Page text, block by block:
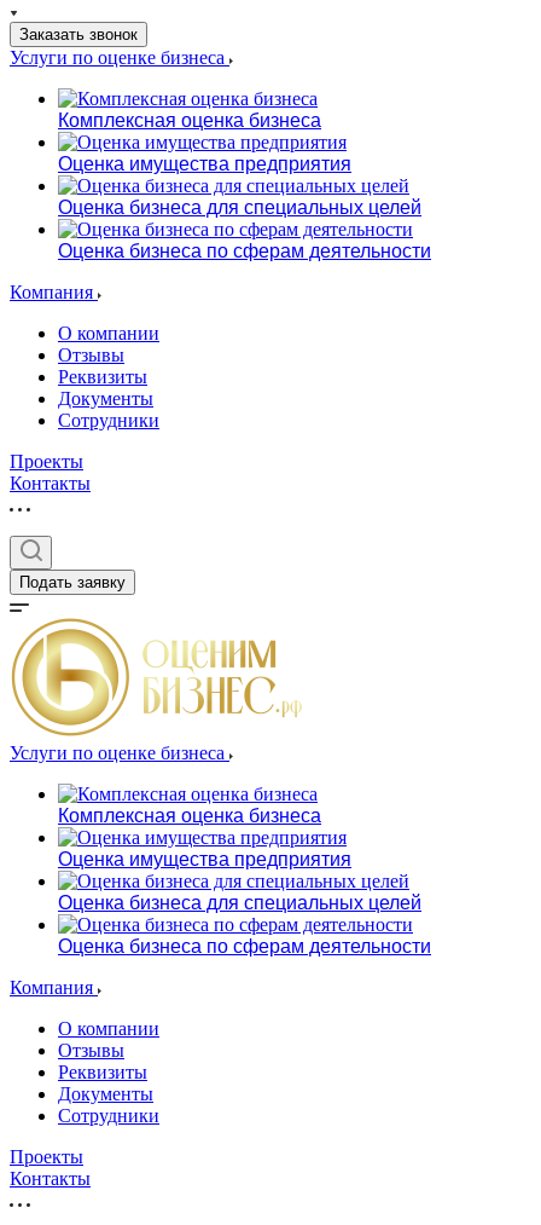
Заказать звонок
Услуги по оценке бизнеса
Комплексная оценка бизнеса
Оценка имущества предприятия
Оценка бизнеса для специальных целей
Оценка бизнеса по сферам деятельности
Компания
О компании
Отзывы
Реквизиты
Документы
Сотрудники
Проекты
Контакты
Подать заявку
Услуги по оценке бизнеса
Комплексная оценка бизнеса
Оценка имущества предприятия
Оценка бизнеса для специальных целей
Оценка бизнеса по сферам деятельности
Компания
О компании
Отзывы
Реквизиты
Документы
Сотрудники
Проекты
Контакты